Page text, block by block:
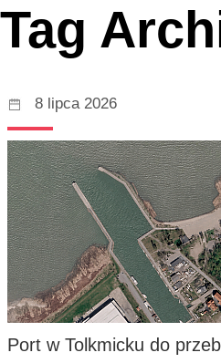
Tag
8 lipca 2026
Port w Tolkmicku do